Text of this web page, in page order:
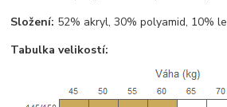
Složení: 52% akryl, 30% polyamid, 10%
Tabulka velikostí: